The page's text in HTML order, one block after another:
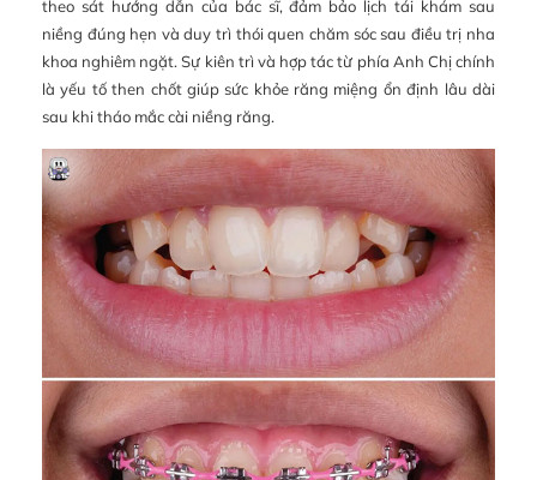
theo sát hướng dẫn của bác sĩ, đảm bảo lịch tái khám sau
niềng đúng hẹn và duy trì thói quen chăm sóc sau điều trị nha
khoa nghiêm ngặt. Sự kiên trì và hợp tác từ phía Anh Chị chính
là yếu tố then chốt giúp sức khỏe răng miệng ổn định lâu dài
sau khi tháo mắc cài niềng răng.